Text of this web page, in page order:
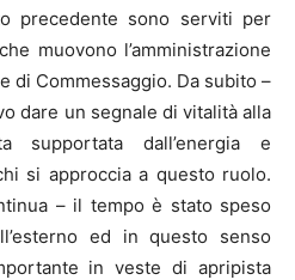
precedente sono serviti per
muovono l’amministrazione
di Commessaggio. Da subito –
dare un segnale di vitalità alla
supportata dall’energia e
si approccia a questo ruolo.
– il tempo è stato speso
ed in questo senso
in veste di apripista